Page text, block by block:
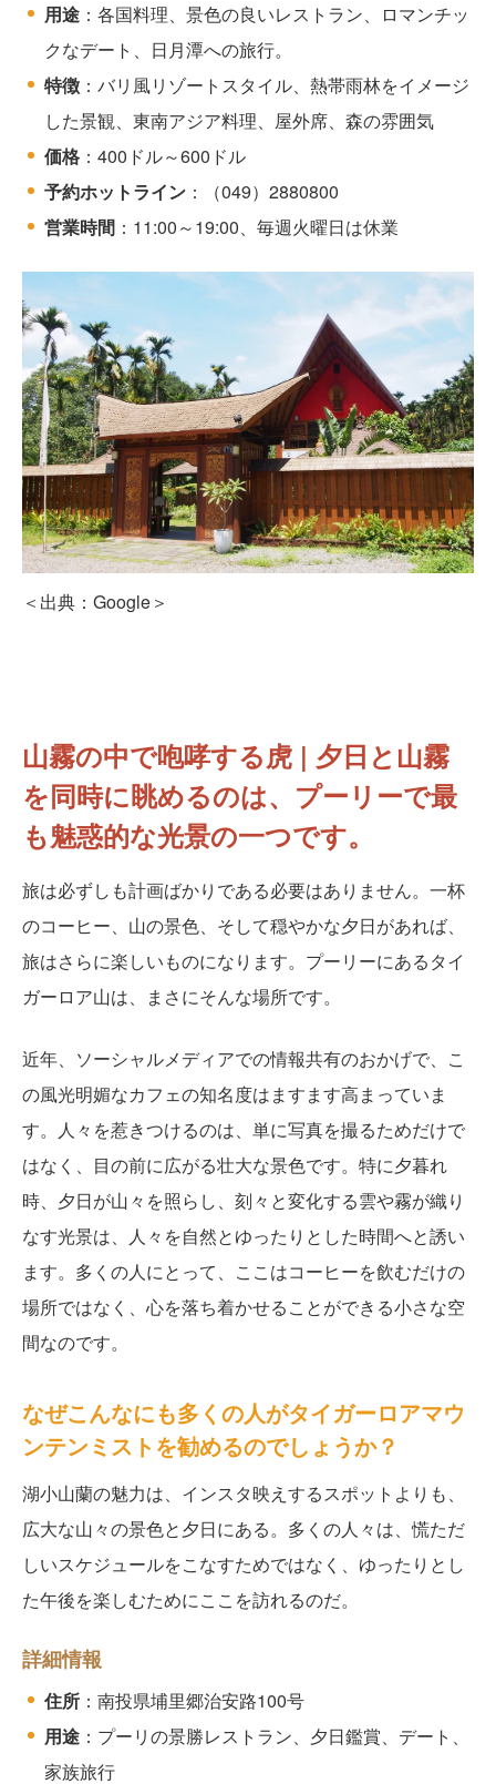
用途 ：各国料理、景色の良いレストラン、ロマンチッ
クなデート、日月潭への旅行。
特徴 ：バリ風リゾートスタイル、熱帯雨林をイメージ
した景観、東南アジア料理、屋外席、森の雰囲気
価格 ：400ドル～600ドル
予約ホットライン ：（049）2880800
営業時間 ：11:00～19:00、毎週火曜日は休業
＜出典：Google＞
山霧の中で咆哮する虎 | 夕日と山霧
を同時に眺めるのは、プーリーで最
も魅惑的な光景の一つです。
旅は必ずしも計画ばかりである必要はありません。一杯
のコーヒー、山の景色、そして穏やかな夕日があれば、
旅はさらに楽しいものになります。プーリーにあるタイ
ガーロア山は、まさにそんな場所です。
近年、ソーシャルメディアでの情報共有のおかげで、こ
の風光明媚なカフェの知名度はますます高まっていま
す。人々を惹きつけるのは、単に写真を撮るためだけで
はなく、目の前に広がる壮大な景色です。特に夕暮れ
時、夕日が山々を照らし、刻々と変化する雲や霧が織り
なす光景は、人々を自然とゆったりとした時間へと誘い
ます。多くの人にとって、ここはコーヒーを飲むだけの
場所ではなく、心を落ち着かせることができる小さな空
間なのです。
なぜこんなにも多くの人がタイガーロアマウ
ンテンミストを勧めるのでしょうか？
湖小山蘭の魅力は、インスタ映えするスポットよりも、
広大な山々の景色と夕日にある。多くの人々は、慌ただ
しいスケジュールをこなすためではなく、ゆったりとし
た午後を楽しむためにここを訪れるのだ。
詳細情報
住所 ：南投県埔里郷治安路100号
用途 ：プーリの景勝レストラン、夕日鑑賞、デート、
家族旅行